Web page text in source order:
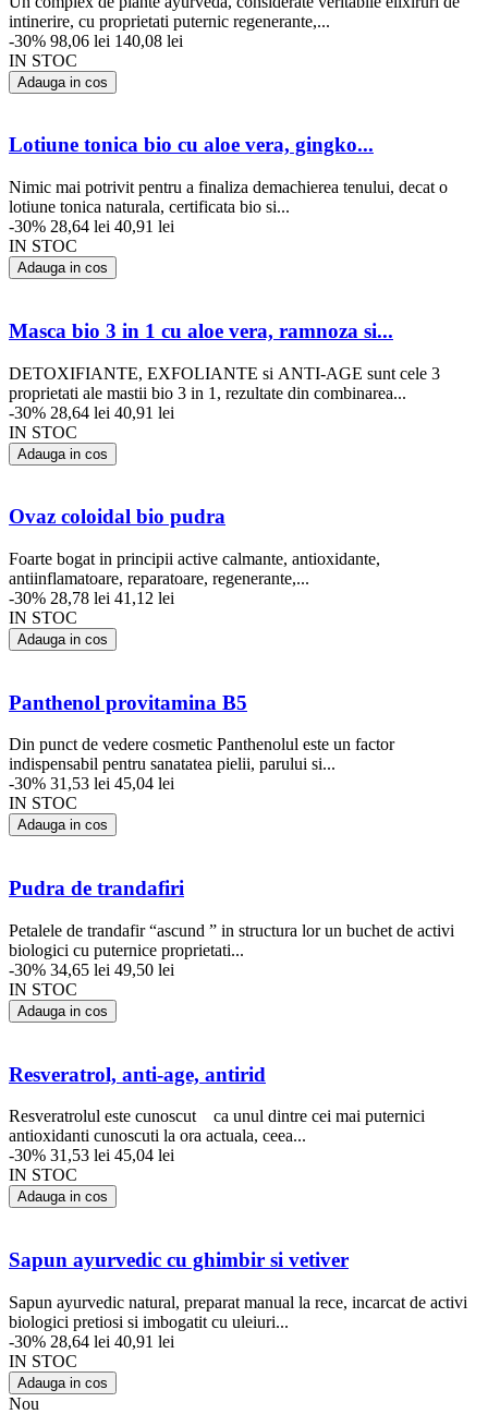
intinerire, cu proprietati puternic regenerante,...
-30% 98,06 lei 140,08 lei
IN STOC
Adauga in cos
Lotiune tonica bio cu aloe vera, gingko...
Nimic mai potrivit pentru a finaliza demachierea tenului, decat o
lotiune tonica naturala, certificata bio si...
-30% 28,64 lei 40,91 lei
IN STOC
Adauga in cos
Masca bio 3 in 1 cu aloe vera, ramnoza si...
DETOXIFIANTE, EXFOLIANTE si ANTI-AGE sunt cele 3
proprietati ale mastii bio 3 in 1, rezultate din combinarea...
-30% 28,64 lei 40,91 lei
IN STOC
Adauga in cos
Ovaz coloidal bio pudra
Foarte bogat in principii active calmante, antioxidante,
antiinflamatoare, reparatoare, regenerante,...
-30% 28,78 lei 41,12 lei
IN STOC
Adauga in cos
Panthenol provitamina B5
Din punct de vedere cosmetic Panthenolul este un factor
indispensabil pentru sanatatea pielii, parului si...
-30% 31,53 lei 45,04 lei
IN STOC
Adauga in cos
Pudra de trandafiri
Petalele de trandafir “ascund ” in structura lor un buchet de activi
biologici cu puternice proprietati...
-30% 34,65 lei 49,50 lei
IN STOC
Adauga in cos
Resveratrol, anti-age, antirid
Resveratrolul este cunoscut ca unul dintre cei mai puternici
antioxidanti cunoscuti la ora actuala, ceea...
-30% 31,53 lei 45,04 lei
IN STOC
Adauga in cos
Sapun ayurvedic cu ghimbir si vetiver
Sapun ayurvedic natural, preparat manual la rece, incarcat de activi
biologici pretiosi si imbogatit cu uleiuri...
-30% 28,64 lei 40,91 lei
IN STOC
Adauga in cos
Nou